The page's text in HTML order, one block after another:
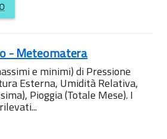
- Meteomatera
e minimi) di Pressione
Esterna, Umidità Relativa,
Pioggia (Totale Mese). I